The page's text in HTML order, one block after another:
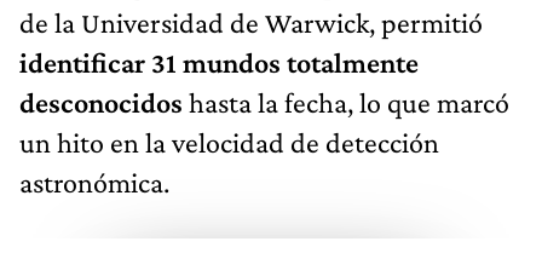
de la Universidad de Warwick, permitió
identificar 31 mundos totalmente
desconocidos hasta la fecha, lo que marcó
un hito en la velocidad de detección
astronómica.